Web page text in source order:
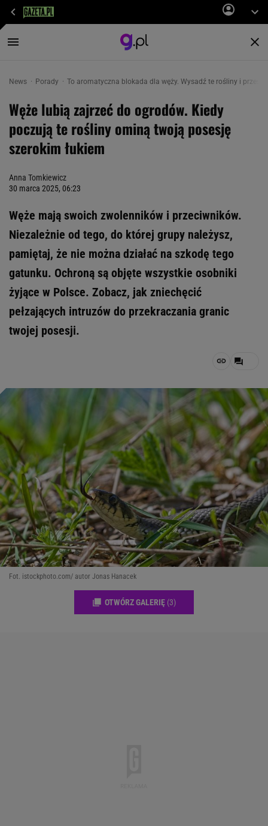
News Porady To aromatyczna blokada dla węży. Wysadź te rośliny i
Węże lubią zajrzeć do ogrodów. Kiedy
poczują te rośliny ominą twoją posesję
szerokim łukiem
Anna Tomkiewicz
30 marca 2025, 06:23
Węże mają swoich zwolenników i przeciwników.
Niezależnie od tego, do której grupy należysz,
pamiętaj, że nie można działać na szkodę tego
gatunku. Ochroną są objęte wszystkie osobniki
żyjące w Polsce. Zobacz, jak zniechęcić
pełzających intruzów do przekraczania granic
twojej posesji.
Fot. istockphoto.com/ autor Jonas Hanacek
OTWÓRZ GALERIĘ (3)